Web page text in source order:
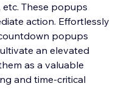
These popups
action. Effortlessly
popups
an elevated
as a valuable
and time-critical